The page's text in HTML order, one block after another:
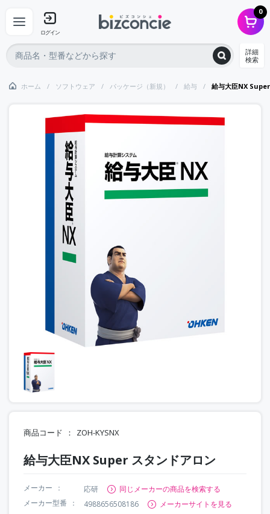
ログイン
0
詳細
検索
ホーム ソフトウェア パッケージ（新規） 給与 給与大臣NX
商品コード ZOH-KYSNX
給与大臣NX Super スタンドアロン
メーカー 応研
同じメーカーの商品を検索する
メーカー型番
4988656508186 メーカーサイトを見る